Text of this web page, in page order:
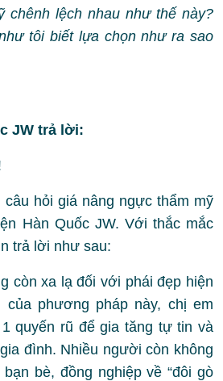
chênh lệch nhau như thế này?
tôi biết lựa chọn như ra sao
JW trả lời:
hỏi giá nâng ngực thẩm mỹ
Hàn Quốc JW. Với thắc mắc
trả lời như sau:
còn xa lạ đối với phái đẹp hiện
phương pháp này, chị em
quyến rũ để gia tăng tự tin và
đình. Nhiều người còn không
bè, đồng nghiệp về “đôi gò